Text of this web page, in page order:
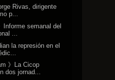
Rivas, dirigente
p...
Informe semanal del
...
la represión en el
》La Cicop
dos jornad...